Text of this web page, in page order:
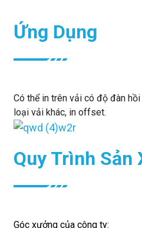
Ứng Dụng
Có thể in trên vải có độ đàn
loại vải khác, in offset.
Quy Trình Sản
Góc xưởng của công ty: